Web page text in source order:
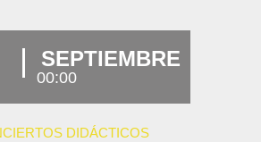
SEPTIEMBRE
00:00
DIDÁCTICOS